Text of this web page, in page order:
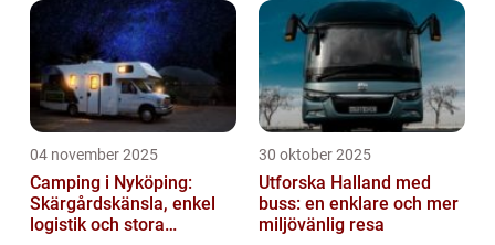
04 november 2025
Camping i Nyköping:
Skärgårdskänsla, enkel
logistik och stora
30 oktober 2025
Utforska Halland med
buss: en enklare och mer
miljövänlig resa